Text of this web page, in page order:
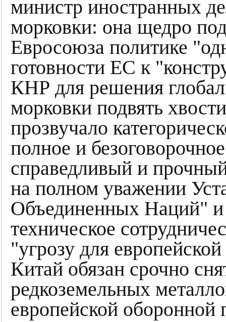
министр иностранных
морковки: она щедро
Евросоюза политике
готовности ЕС к
КНР для решения
морковки подвять
прозвучало
полное и
справедливый и
на полном уважении
Объединенных Наций" и
техническое
"угрозу для
Китай обязан срочно
редкоземельных
европейской